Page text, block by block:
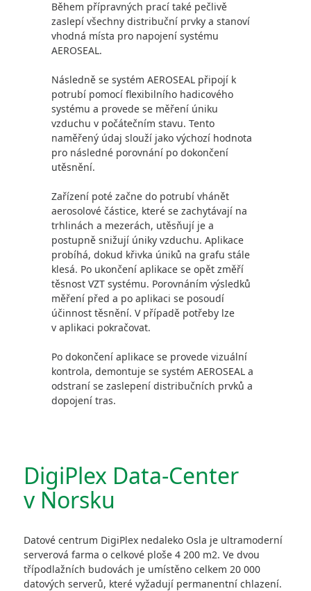
Během přípravných prací také pečlivě
zaslepí všechny distribuční prvky a stanoví
vhodná místa pro napojení systému
AEROSEAL.
Následně se systém AEROSEAL připojí k
potrubí pomocí flexibilního hadicového
systému a provede se měření úniku
vzduchu v počátečním stavu. Tento
naměřený údaj slouží jako výchozí hodnota
pro následné porovnání po dokončení
utěsnění.
Zařízení poté začne do potrubí vhánět
aerosolové částice, které se zachytávají na
trhlinách a mezerách, utěsňují je a
postupně snižují úniky vzduchu. Aplikace
probíhá, dokud křivka úniků na grafu stále
klesá. Po ukončení aplikace se opět změří
těsnost VZT systému. Porovnáním výsledků
měření před a po aplikaci se posoudí
účinnost těsnění. V případě potřeby lze
v aplikaci pokračovat.
Po dokončení aplikace se provede vizuální
kontrola, demontuje se systém AEROSEAL a
odstraní se zaslepení distribučních prvků a
dopojení tras.
DigiPlex Data-Center
v Norsku
Datové centrum DigiPlex nedaleko Osla je ultramoderní
serverová farma o celkové ploše 4 200 m2. Ve dvou
třípodlažních budovách je umístěno celkem 20 000
datových serverů, které vyžadují permanentní chlazení.